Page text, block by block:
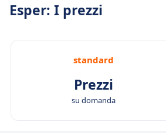
Esper: I prezzi
standard
Prezzi
su domanda